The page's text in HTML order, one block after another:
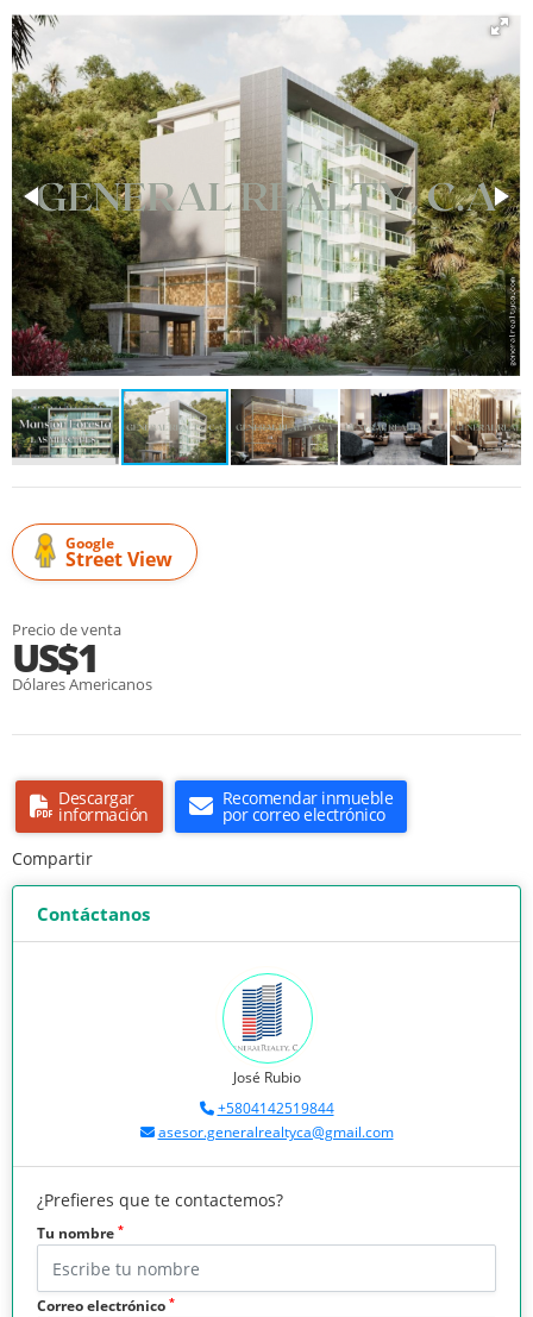
Google
Street View
Precio de venta
US$1
Dólares Americanos
Descargar
información
Recomendar inmueble
por correo electrónico
Compartir
Contáctanos
José Rubio
+5804142519844
asesor.generalrealtyca@gmail.com
¿Prefieres que te contactemos?
Tu nombre *
Correo electrónico *